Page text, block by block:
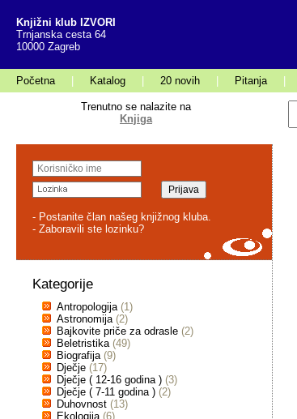
Knjižni klub IZVORI
Trnjanska cesta 64
10000 Zagreb
Početna Katalog 20 novih Pitanja
Trenutno se nalazite na
Knjiga
- Postanite član našeg knjižnog kluba.
- Zaboravili ste lozinku?
Kategorije
Antropologija (1)
Astronomija (2)
Bajkovite priče za odrasle (2)
Beletristika (49)
Biografija (9)
Dječje (17)
Dječje ( 12-16 godina ) (3)
Dječje ( 7-11 godina ) (2)
Duhovnost (13)
Ekologija (6)